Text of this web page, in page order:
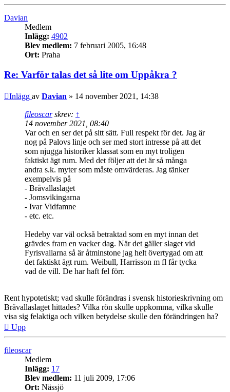
Davian
Medlem
Inlägg: 4902
Blev medlem: 7 februari 2005, 16:48
Ort: Praha
Re: Varför talas det så lite om Uppåkra ?
Inlägg av Davian » 14 november 2021, 14:38
fileoscarskrev: ↑
14 november 2021, 08:40
Var och en ser det på sitt sätt. Full respekt för det. Jag är
nog på Palovs linje och ser med stort intresse på att det
som njugga historiker klassat som en myt troligen
faktiskt ägt rum. Med det följer att det är så många
andra s.k. myter som måste omvärderas. Jag tänker
exempelvis på
- Bråvallaslaget
- Jomsvikingarna
- Ivar Vidfamne
- etc. etc.
Hedeby var väl också betraktad som en myt innan det
grävdes fram en vacker dag. När det gäller slaget vid
Fyrisvallarna så är åtminstone jag helt övertygad om att
det faktiskt ägt rum. Weibull, Harrisson m fl får tycka
vad de vill. De har haft fel förr.
Rent hypotetiskt; vad skulle förändras i svensk historieskrivning om
Bråvallaslaget hittades? Vilka rön skulle uppkomma, vilka skulle
visa sig felaktiga och vilken betydelse skulle den förändringen ha?
Upp
fileoscar
Medlem
Inlägg: 17
Blev medlem: 11 juli 2009, 17:06
Ort: Nässjö